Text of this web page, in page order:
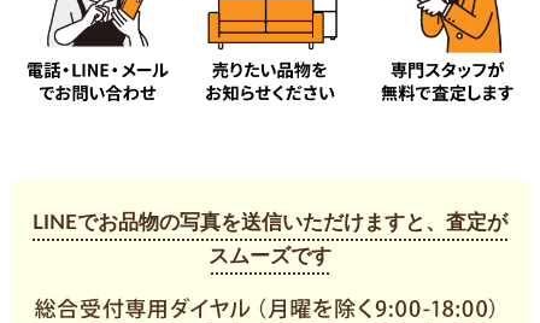
永沼 新方袋 西親野井 西金野井
西八木崎
西金野井
ハ行
マ行
道口蛭田 南 南栄町
緑町
南埼玉郡宮代町字須賀
LINEでお品物の写真を送信いただけますと、査定が
スムーズです